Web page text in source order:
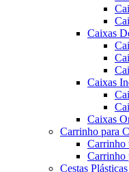
Caixas
Caixas
Caixas
Carrinho para
Carrinho
Carrinho
Cestas